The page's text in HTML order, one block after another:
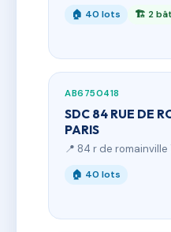
🏠 40 lots 🏗 2
AB6750418
SDC 84 RUE DE
PARIS
📍 84 r de romainville
🏠 40 lots